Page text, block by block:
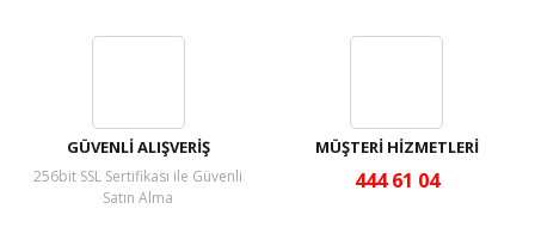
GÜVENLİ ALIŞVERİŞ
256bit SSL Sertifikası ile Güvenli
Satın Alma
MÜŞTERİ HİZMETLERİ
444 61 04